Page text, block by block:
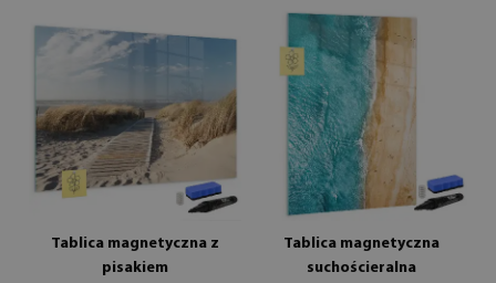
Tablica magnetyczna z
pisakiem
Tablica magnetyczna
suchościeralna